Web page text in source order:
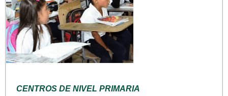
CENTROS DE NIVEL PRIMARIA